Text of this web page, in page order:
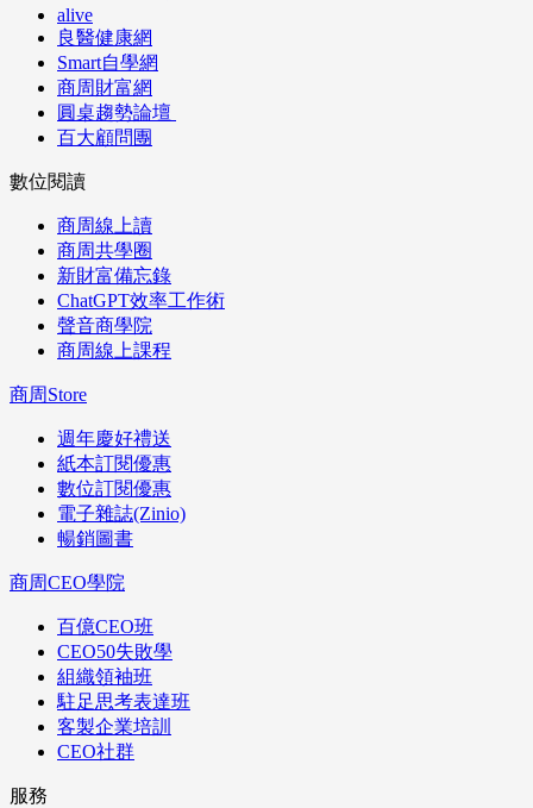
alive
良醫健康網
Smart自學網
商周財富網
圓桌趨勢論壇
百大顧問團
數位閱讀
商周線上讀
商周共學圈
新財富備忘錄
ChatGPT效率工作術
聲音商學院
商周線上課程
商周Store
週年慶好禮送
紙本訂閱優惠
數位訂閱優惠
電子雜誌(Zinio)
暢銷圖書
商周CEO學院
百億CEO班
CEO50失敗學
組織領袖班
駐足思考表達班
客製企業培訓
CEO社群
服務